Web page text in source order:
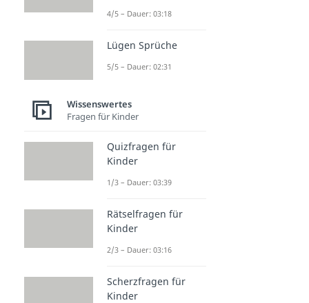
4/5 – Dauer: 03:18
Lügen Sprüche
5/5 – Dauer: 02:31
Wissenswertes
Fragen für Kinder
Quizfragen für
Kinder
1/3 – Dauer: 03:39
Rätselfragen für
Kinder
2/3 – Dauer: 03:16
Scherzfragen für
Kinder